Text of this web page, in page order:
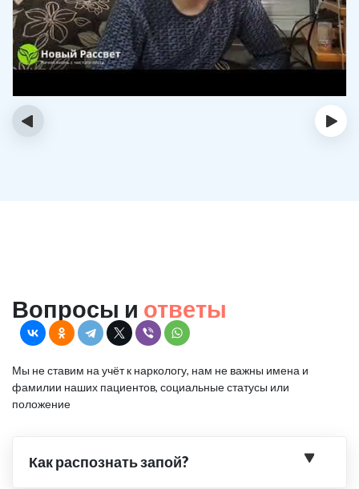
‹ ›
Вопросы и ответы
Мы не ставим на учёт к наркологу, нам не важны имена и
фамилии наших пациентов, социальные статусы или
положение
Как распознать запой?